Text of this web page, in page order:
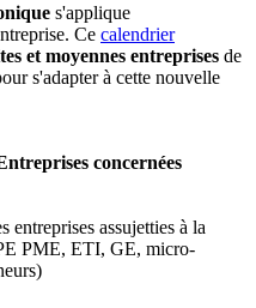
s'applique
Ce calendrier
et moyennes entreprises de
s'adapter à cette nouvelle
concernées
entreprises assujetties à la
PME, ETI, GE, micro-